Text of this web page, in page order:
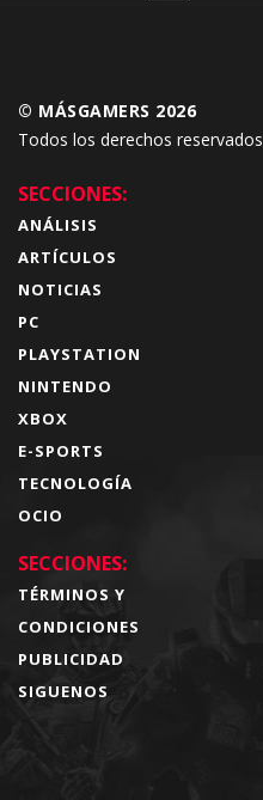
© MÁSGAMERS 2026
Todos los derechos reservados
SECCIONES:
ANÁLISIS
ARTÍCULOS
NOTICIAS
PC
PLAYSTATION
NINTENDO
XBOX
E-SPORTS
TECNOLOGÍA
OCIO
SECCIONES:
TÉRMINOS Y
CONDICIONES
PUBLICIDAD
SIGUENOS